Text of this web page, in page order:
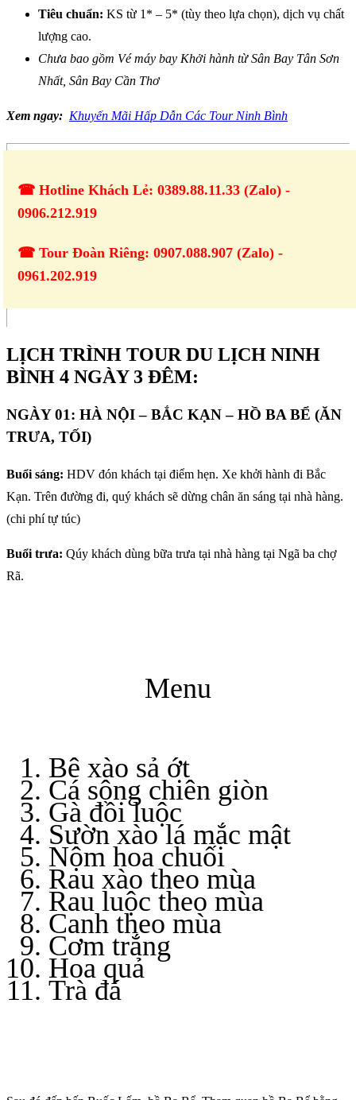
Tiêu chuẩn: KS từ 1* – 5* (tùy theo lựa chọn), dịch vụ chất
lượng cao.
Chưa bao gồm Vé máy bay Khởi hành từ Sân Bay Tân Sơn
Nhất, Sân Bay Cần Thơ
Xem ngay: Khuyến Mãi Hấp Dẫn Các Tour Ninh Bình
☎ Hotline Khách Lẻ: 0389.88.11.33 (Zalo) -
0906.212.919
☎ Tour Đoàn Riêng: 0907.088.907 (Zalo) -
0961.202.919
LỊCH TRÌNH TOUR DU LỊCH NINH
BÌNH 4 NGÀY 3 ĐÊM:
NGÀY 01: HÀ NỘI – BẮC KẠN – HỒ BA BỂ (ĂN
TRƯA, TỐI)
Buổi sáng: HDV đón khách tại điểm hẹn. Xe khởi hành đi Bắc
Kạn. Trên đường đi, quý khách sẽ dừng chân ăn sáng tại nhà hàng.
(chi phí tự túc)
Buổi trưa: Qúy khách dùng bữa trưa tại nhà hàng tại Ngã ba chợ
Rã.
Menu
Bê xào sả ớt
Cá sông chiên giòn
Gà đồi luộc
Sườn xào lá mắc mật
Nộm hoa chuối
Rau xào theo mùa
Rau luộc theo mùa
Canh theo mùa
Cơm trắng
Hoa quả
Trà đá